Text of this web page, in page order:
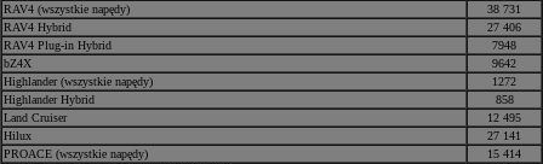
RAV4 (wszystkie napędy)
38 731
RAV4 Hybrid
27 406
RAV4 Plug-in Hybrid
7948
bZ4X
9642
Highlander (wszystkie napędy)
1272
Highlander Hybrid
858
Land Cruiser
12 495
Hilux
27 141
PROACE (wszystkie napędy)
15 414